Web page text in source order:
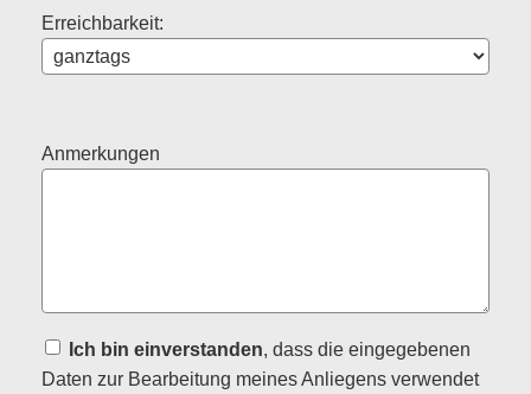
Erreichbarkeit:
Anmerkungen
Ich bin einverstanden, dass die eingegebenen
Daten zur Bearbeitung meines Anliegens verwendet